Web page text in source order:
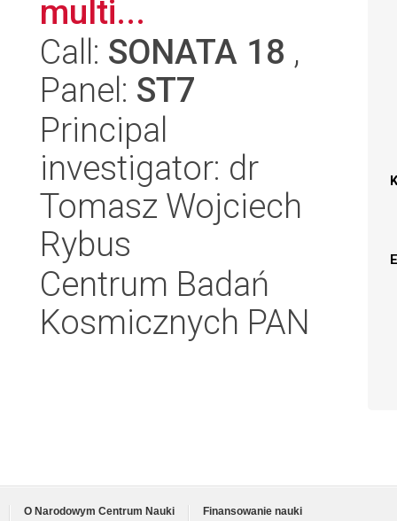
multi...
Call: SONATA 18 ,
Panel: ST7
Principal
investigator: dr
Tomasz Wojciech
Rybus
Centrum Badań
Kosmicznych PAN
O Narodowym Centrum Nauki
Finansowanie nauki